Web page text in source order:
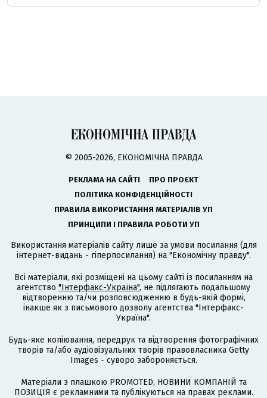
© 2005-2026, ЕКОНОМІЧНА ПРАВДА
РЕКЛАМА НА САЙТІ
ПРО ПРОЄКТ
ПОЛІТИКА КОНФІДЕНЦІЙНОСТІ
ПРАВИЛА ВИКОРИСТАННЯ МАТЕРІАЛІВ УП
ПРИНЦИПИ І ПРАВИЛА РОБОТИ УП
Використання матеріалів сайту лише за умови посилання (для
інтернет-видань - гіперпосилання) на "Економічну правду".
Всі матеріали, які розміщені на цьому сайті із посиланням на
агентство "Інтерфакс-Україна", не підлягають подальшому
відтворенню та/чи розповсюдженню в будь-якій формі,
інакше як з письмового дозволу агентства "Інтерфакс-
Україна".
Будь-яке копіювання, передрук та відтворення фотографічних
творів та/або аудіовізуальних творів правовласника Getty
Images - суворо забороняється.
Матеріали з плашкою PROMOTED, НОВИНИ КОМПАНІЙ та
ПОЗИЦІЯ є рекламними та публікуються на правах реклами.